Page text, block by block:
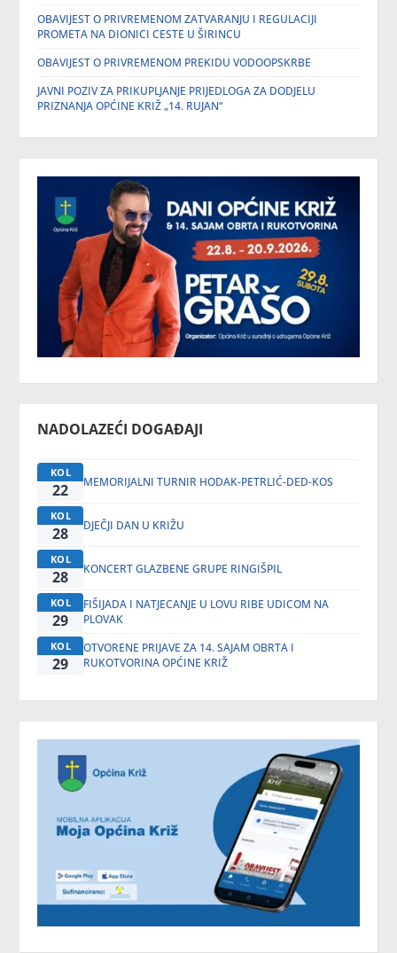
OBAVIJEST O PRIVREMENOM ZATVARANJU I REGULACIJI
PROMETA NA DIONICI CESTE U ŠIRINCU
OBAVIJEST O PRIVREMENOM PREKIDU VODOOPSKRBE
JAVNI POZIV ZA PRIKUPLJANJE PRIJEDLOGA ZA DODJELU
PRIZNANJA OPĆINE KRIŽ „14. RUJAN“
NADOLAZEĆI DOGAĐAJI
KOL
22 MEMORIJALNI TURNIR HODAK-PETRLIĆ-DED-KOS
KOL
28 DJEČJI DAN U KRIŽU
KOL
28 KONCERT GLAZBENE GRUPE RINGIŠPIL
KOL
29
FIŠIJADA I NATJECANJE U LOVU RIBE UDICOM NA
PLOVAK
KOL
29
OTVORENE PRIJAVE ZA 14. SAJAM OBRTA I
RUKOTVORINA OPĆINE KRIŽ